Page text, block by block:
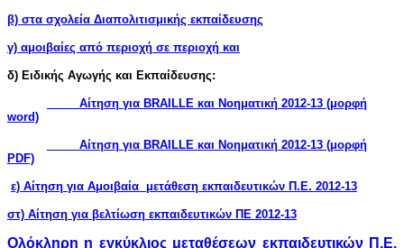
β) στα σχολεία Διαπολιτισμικής εκπαίδευσης
γ) αμοιβαίες από περιοχή σε περιοχή και
δ) Ειδικής Αγωγής και Εκπαίδευσης:
Αίτηση για BRAILLE και Νοηματική 2012-13 (μορφή
word)
Αίτηση για BRAILLE και Νοηματική 2012-13 (μορφή
PDF)
ε) Αίτηση για Αμοιβαία μετάθεση εκπαιδευτικών Π.Ε. 2012-13
στ) Αίτηση για βελτίωση εκπαιδευτικών ΠΕ 2012-13
Ολόκληρη η εγκύκλιος μεταθέσεων εκπαιδευτικών Π.Ε.